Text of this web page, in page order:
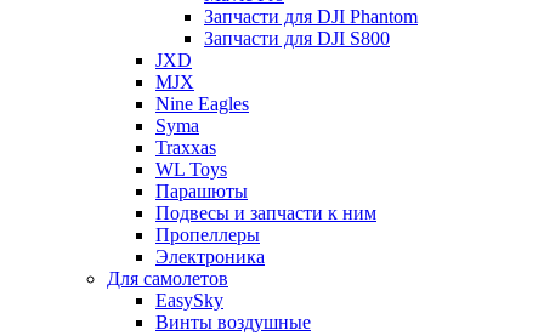
Запчасти для DJI Phantom
Запчасти для DJI S800
JXD
MJX
Nine Eagles
Syma
Traxxas
WL Toys
Парашюты
Подвесы и запчасти к ним
Пропеллеры
Электроника
Для самолетов
EasySky
Винты воздушные